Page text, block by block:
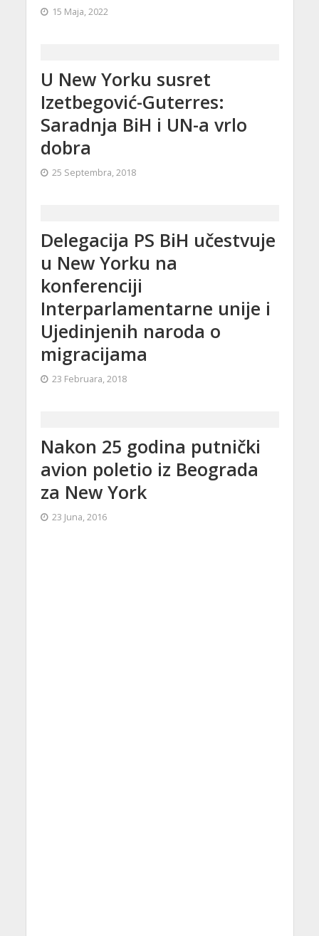
15 Maja, 2022
U New Yorku susret
Izetbegović-Guterres:
Saradnja BiH i UN-a vrlo
dobra
25 Septembra, 2018
Delegacija PS BiH učestvuje
u New Yorku na
konferenciji
Interparlamentarne unije i
Ujedinjenih naroda o
migracijama
23 Februara, 2018
Nakon 25 godina putnički
avion poletio iz Beograda
za New York
23 Juna, 2016